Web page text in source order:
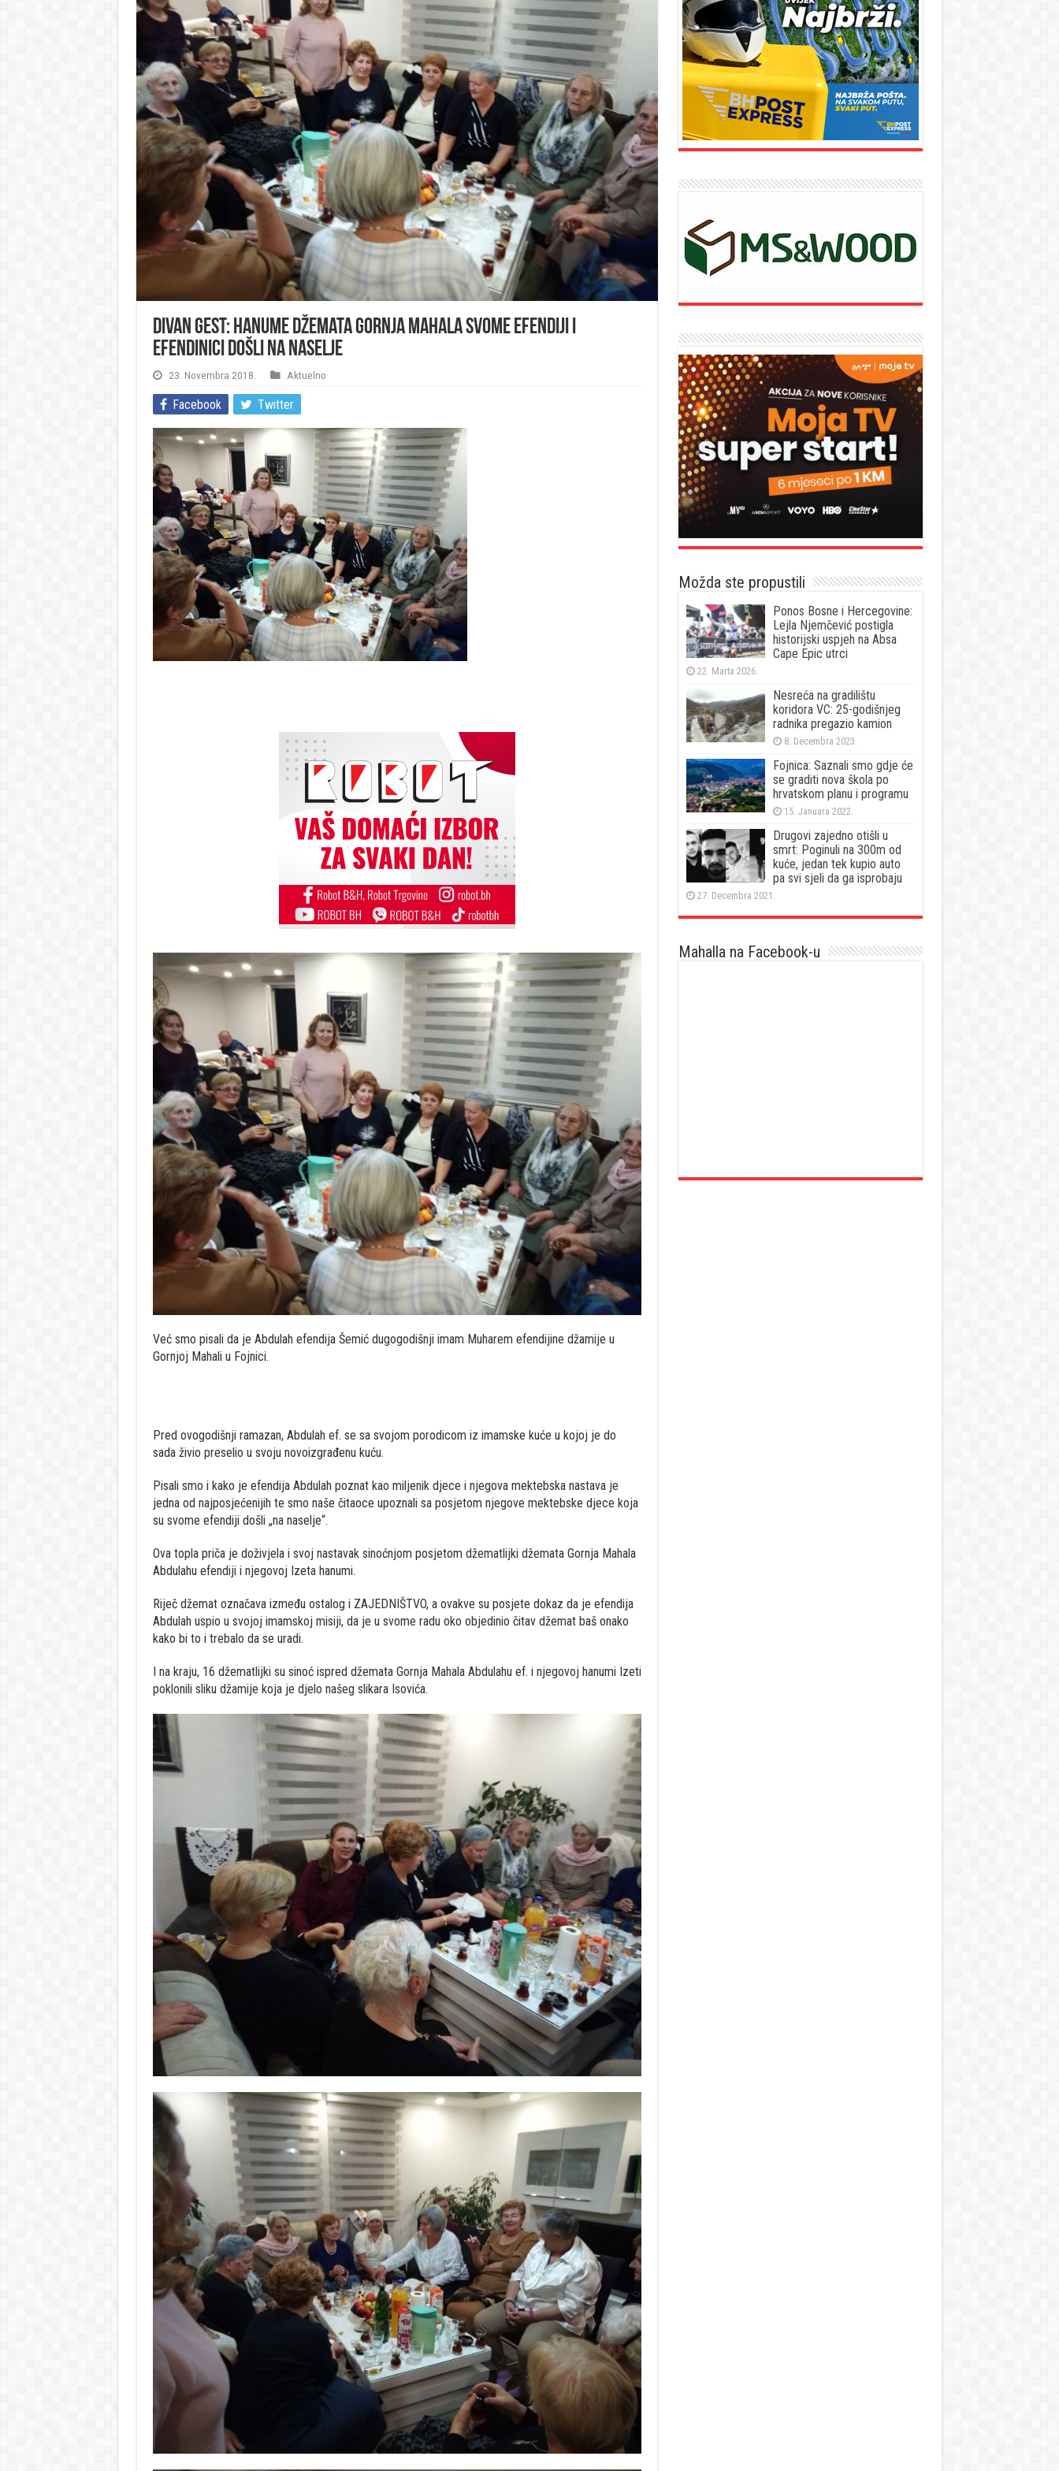
Divan gest: Hanume džemata Gornja Mahala svome efendiji i
efendinici došli na naselje
23. Novembra 2018. Aktuelno
Facebook Twitter
Već smo pisali da je Abdulah efendija Šemić dugogodišnji imam Muharem efendijine džamije u
Gornjoj Mahali u Fojnici.
Pred ovogodišnji ramazan, Abdulah ef. se sa svojom porodicom iz imamske kuće u kojoj je do
sada živio preselio u svoju novoizgrađenu kuću.
Pisali smo i kako je efendija Abdulah poznat kao miljenik djece i njegova mektebska nastava je
jedna od najposjećenijih te smo naše čitaoce upoznali sa posjetom njegove mektebske djece koja
su svome efendiji došli „na naselje“.
Ova topla priča je doživjela i svoj nastavak sinoćnjom posjetom džematlijki džemata Gornja Mahala
Abdulahu efendiji i njegovoj Izeta hanumi.
Riječ džemat označava između ostalog i ZAJEDNIŠTVO, a ovakve su posjete dokaz da je efendija
Abdulah uspio u svojoj imamskoj misiji, da je u svome radu oko objedinio čitav džemat baš onako
kako bi to i trebalo da se uradi.
I na kraju, 16 džematlijki su sinoć ispred džemata Gornja Mahala Abdulahu ef. i njegovoj hanumi Izeti
poklonili sliku džamije koja je djelo našeg slikara Isovića.
Možda ste propustili
Ponos Bosne i Hercegovine:
Lejla Njemčević postigla
historijski uspjeh na Absa
Cape Epic utrci
22. Marta 2026.
Nesreća na gradilištu
koridora VC: 25-godišnjeg
radnika pregazio kamion
8. Decembra 2023.
Fojnica: Saznali smo gdje će
se graditi nova škola po
hrvatskom planu i programu
15. Januara 2022.
Drugovi zajedno otišli u
smrt: Poginuli na 300m od
kuće, jedan tek kupio auto
pa svi sjeli da ga isprobaju
27. Decembra 2021.
Mahalla na Facebook-u